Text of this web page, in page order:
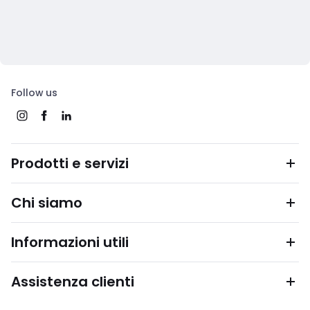
Follow us
Prodotti e servizi
Chi siamo
Informazioni utili
Assistenza clienti